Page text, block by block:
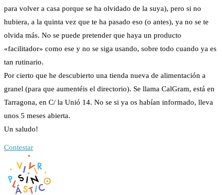
para volver a casa porque se ha olvidado de la suya), pero si no
hubiera, a la quinta vez que te ha pasado eso (o antes), ya no se te
olvida más. No se puede pretender que haya un producto
«facilitador» como ese y no se siga usando, sobre todo cuando ya es
tan rutinario.
Por cierto que he descubierto una tienda nueva de alimentación a
granel (para que aumentéis el directorio). Se llama CalGram, está en
Tarragona, en C/ la Unió 14. No se si ya os habían informado, lleva
unos 5 meses abierta.
Un saludo!
Contestar